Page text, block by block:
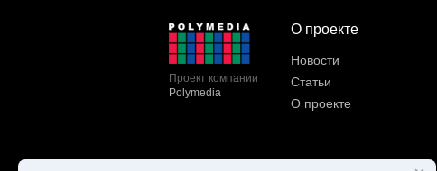
Проект компании
Polymedia
О проекте
Новости
Статьи
О проекте